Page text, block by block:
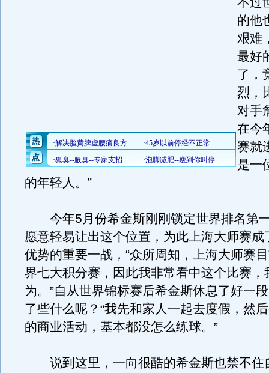
的他
艰难
最好
了，
烈，
对手
在今
赛就
是一
的年轻人。”
今年5月份希金斯刚刚锁定世界排名第
愿意轻易让出这个位置，为此上海大师赛成
优势的重要一战，“众所周知，上海大师赛
界七大积分赛，因此我非常看中这个比赛，
为。”自从世界锦标赛后希金斯休息了好一
了些什么呢？“我先和家人一起去度假，然
的商业活动，基本都没怎么练球。”
说到这里，一向很酷的希金斯也禁不住